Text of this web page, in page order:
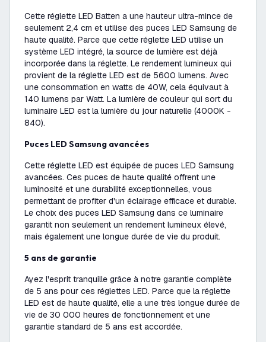
Cette réglette LED Batten a une hauteur ultra-mince de
seulement 2,4 cm et utilise des puces LED Samsung de
haute qualité. Parce que cette réglette LED utilise un
système LED intégré, la source de lumière est déjà
incorporée dans la réglette. Le rendement lumineux qui
provient de la réglette LED est de 5600 lumens. Avec
une consommation en watts de 40W, cela équivaut à
140 lumens par Watt. La lumière de couleur qui sort du
luminaire LED est la lumière du jour naturelle (4000K -
840).
Puces LED Samsung avancées
Cette réglette LED est équipée de puces LED Samsung
avancées. Ces puces de haute qualité offrent une
luminosité et une durabilité exceptionnelles, vous
permettant de profiter d'un éclairage efficace et durable.
Le choix des puces LED Samsung dans ce luminaire
garantit non seulement un rendement lumineux élevé,
mais également une longue durée de vie du produit.
5 ans de garantie
Ayez l'esprit tranquille grâce à notre garantie complète
de 5 ans pour ces réglettes LED. Parce que la réglette
LED est de haute qualité, elle a une très longue durée de
vie de 30 000 heures de fonctionnement et une
garantie standard de 5 ans est accordée.